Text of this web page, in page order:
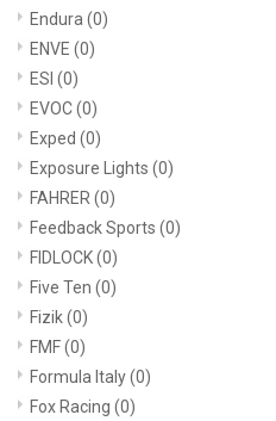
Endura (0)
ENVE (0)
ESI (0)
EVOC(0)
Exped (0)
Exposure Lights (0)
FAHRER (0)
Feedback Sports (0)
FIDLOCK(0)
Five Ten (0)
Fizik(0)
FMF(0)
Formula Italy(0)
Fox Racing (0)